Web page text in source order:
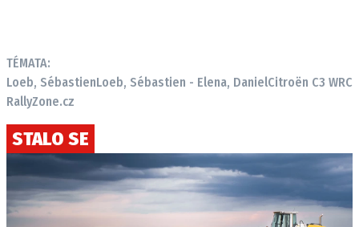
TÉMATA:
Loeb, SébastienLoeb, Sébastien - Elena, DanielCitroën C3 WRC
RallyZone.cz
STALO SE